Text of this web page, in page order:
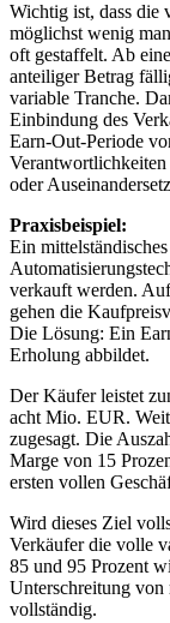
Wichtig ist, dass die
möglichst wenig
oft gestaffelt. Ab
anteiliger Betrag
variable Tranche.
Einbindung des
Earn-Out-Periode
Verantwortlichkeiten
oder
Praxisbeispiel:
Ein
verkauft werden.
gehen die
Die Lösung: Ein
Erholung abbildet.
Der Käufer leistet
acht Mio. EUR.
zugesagt. Die
Marge von 15
ersten vollen
Wird dieses Ziel
Verkäufer die volle
85 und 95 Prozent
Unterschreitung von
vollständig.